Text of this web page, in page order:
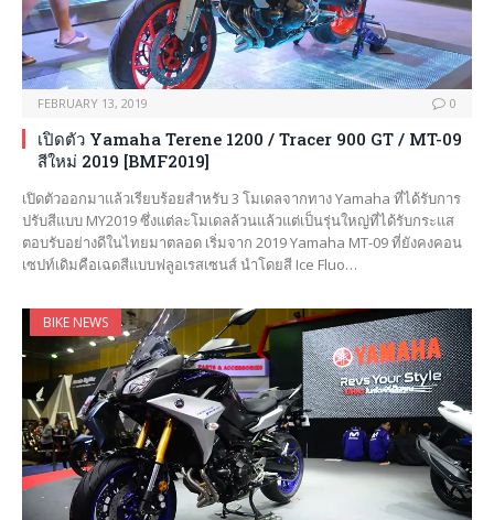
FEBRUARY 13, 2019 0
เปิดตัว Yamaha Terene 1200 / Tracer 900 GT / MT-09
สีใหม่ 2019 [BMF2019]
เปิดตัวออกมาแล้วเรียบร้อยสำหรับ 3 โมเดลจากทาง Yamaha ที่ได้รับการ
ปรับสีแบบ MY2019 ซึ่งแต่ละโมเดลล้วนแล้วแต่เป็นรุ่นใหญ่ที่ได้รับกระแส
ตอบรับอย่างดีในไทยมาตลอด เริ่มจาก 2019 Yamaha MT-09 ที่ยังคงคอน
เซปท์เดิมคือเฉดสีแบบฟลูอเรสเซนส์ นำโดยสี Ice Fluo…
BIKE NEWS